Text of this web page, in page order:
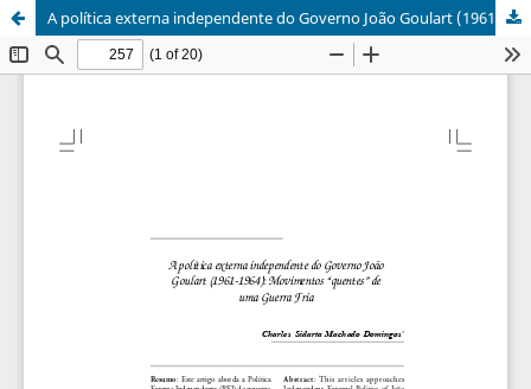
A política externa independente do Governo João Goulart (1961-1964): Movimentos “quentes” de uma Guerra Fria